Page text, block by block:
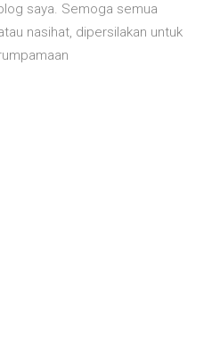
saya. Semoga semua
nasihat, dipersilakan untuk